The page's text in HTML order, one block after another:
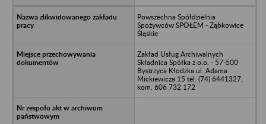
Powszechna Spółdzielnia
Spożywców SPOŁEM - Ząbkowice
Śląskie
Zakład Usług Archiwalnych
Składnica Spółka z o.o. - 57-500
Bystrzyca Kłodzka ul. Adama
Mickiewicza 15 tel. (74) 6441327;
kom. 606 732 172